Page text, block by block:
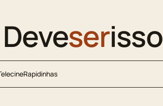
Deveserisso
Rapidinhas